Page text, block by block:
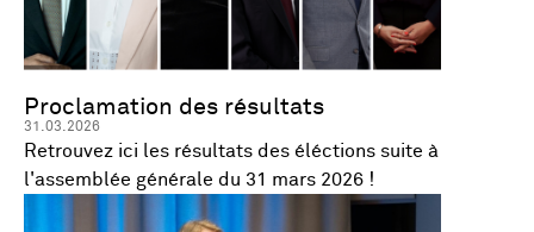
Proclamation des résultats
31.03.2026
Retrouvez ici les résultats des éléctions suite à
l'assemblée générale du 31 mars 2026 !